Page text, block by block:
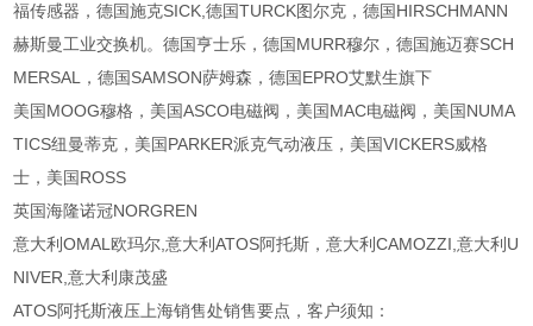
福传感器，德国施克SICK,德国TURCK图尔克，德国HIRSCHMANN
赫斯曼工业交换机。德国亨士乐，德国MURR穆尔，德国施迈赛SCH
MERSAL，德国SAMSON萨姆森，德国EPRO艾默生旗下
美国MOOG穆格，美国ASCO电磁阀，美国MAC电磁阀，美国NUMA
TICS纽曼蒂克，美国PARKER派克气动液压，美国VICKERS威格
士，美国ROSS
英国海隆诺冠NORGREN
意大利OMAL欧玛尔,意大利ATOS阿托斯，意大利CAMOZZI,意大利U
NIVER,意大利康茂盛
ATOS阿托斯液压上海销售处销售要点，客户须知：